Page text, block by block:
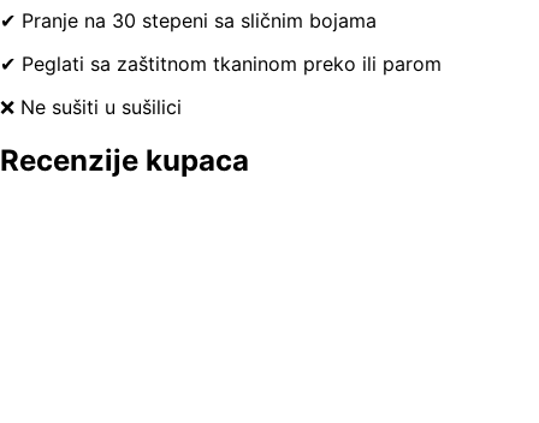
✔ Pranje na 30 stepeni sa sličnim bojama
✔ Peglati sa zaštitnom tkaninom preko ili parom
❌ Ne sušiti u sušilici
Recenzije kupaca